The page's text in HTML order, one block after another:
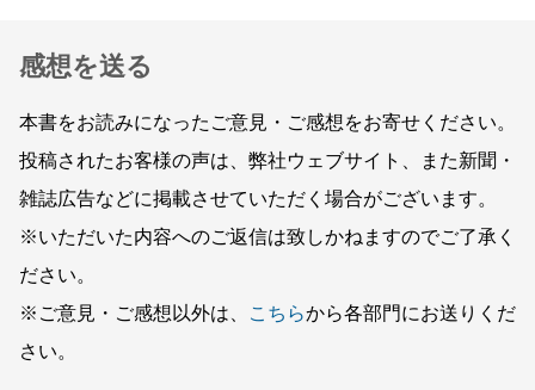
感想を送る
本書をお読みになったご意見・ご感想をお寄せください。
投稿されたお客様の声は、弊社ウェブサイト、また新聞・
雑誌広告などに掲載させていただく場合がございます。
※いただいた内容へのご返信は致しかねますのでご了承く
ださい。
※ご意見・ご感想以外は、
こちらから各部門にお送りくだ
さい。